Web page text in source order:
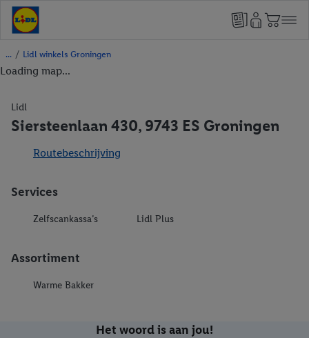
/ Lidl winkels Groningen
Loading map...
Lidl
Siersteenlaan 430, 9743 ES Groningen
Routebeschrijving
Services
Zelfscankassa’s Lidl Plus
Assortiment
Warme Bakker
Het woord is aan jou!